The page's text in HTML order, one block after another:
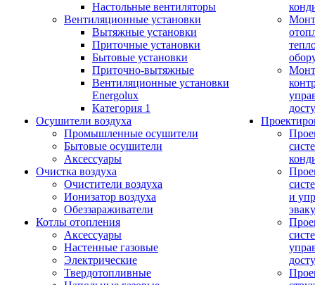
Настольные вентиляторы
Вентиляционные установки
Вытяжные установки
Приточные установки
Бытовые установки
Приточно-вытяжные
Вентиляционные установки
Energolux
Категория 1
Осушители воздуха
Промышленные осушители
Бытовые осушители
Аксессуары
Очистка воздуха
Очистители воздуха
Ионизатор воздуха
Обеззараживатели
Котлы отопления
Аксессуары
Настенные газовые
Электрические
Твердотопливные
и